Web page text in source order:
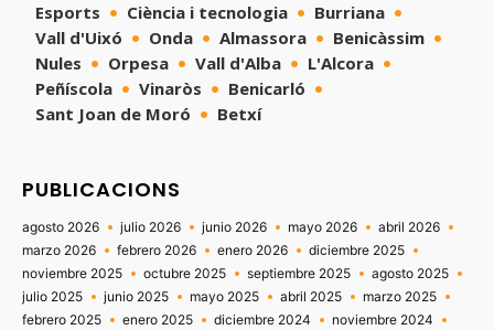
Esports
Ciència i tecnologia
Burriana
Vall d'Uixó
Onda Almassora
Benicàssim
Nules
Orpesa Vall d'Alba
L'Alcora
Peñíscola
Vinaròs
Benicarló
Sant Joan de Moró
Betxí
PUBLICACIONS
agosto 2026 julio 2026 junio 2026 mayo 2026
abril 2026
marzo 2026
febrero 2026 enero 2026
diciembre 2025
noviembre 2025
octubre 2025 septiembre 2025
agosto 2025
julio 2025
junio 2025 mayo 2025 abril 2025
marzo 2025
febrero 2025
enero 2025 diciembre 2024
noviembre 2024